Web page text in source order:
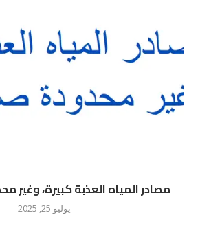
مصادر المياه العذبة كبيرة، وغير
يوليو 25, 2025